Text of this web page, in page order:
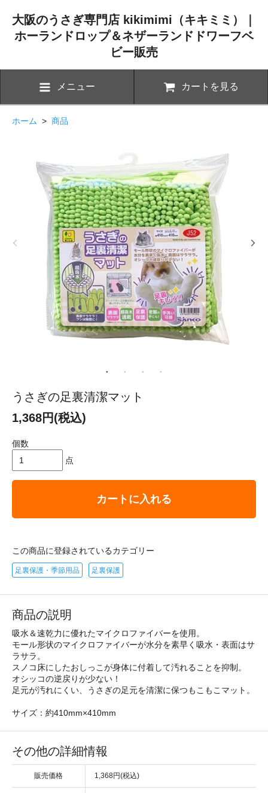
大阪のうさぎ専門店 kikimimi（キキミミ）｜
ホーランドロップ＆ネザーランドドワーフベ
ビー販売
メニュー カートを見る
ホーム > 商品
うさぎの足裏清潔マット
1,368円(税込)
個数
点
カートに入れる
この商品に登録されているカテゴリー
足裏保護・季節用品 足裏保護
商品の説明
吸水＆速乾力に優れたマイクロファイバーを使用。
モール形状のマイクロファイバーが水分を素早く吸水・表面はサ
ラサラ。
スノコ床にしたおしっこが身体に付着して汚れることを抑制。
オシッコの逆戻りが少ない！
足元が汚れにくい、うさぎの足元を清潔に保つもこもこマット。
サイズ：約410mm×410mm
その他の詳細情報
販売価格 1,368円(税込)